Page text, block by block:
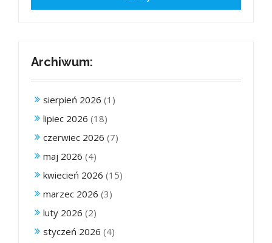
Archiwum:
sierpień 2026 (1)
lipiec 2026 (18)
czerwiec 2026 (7)
maj 2026 (4)
kwiecień 2026 (15)
marzec 2026 (3)
luty 2026 (2)
styczeń 2026 (4)